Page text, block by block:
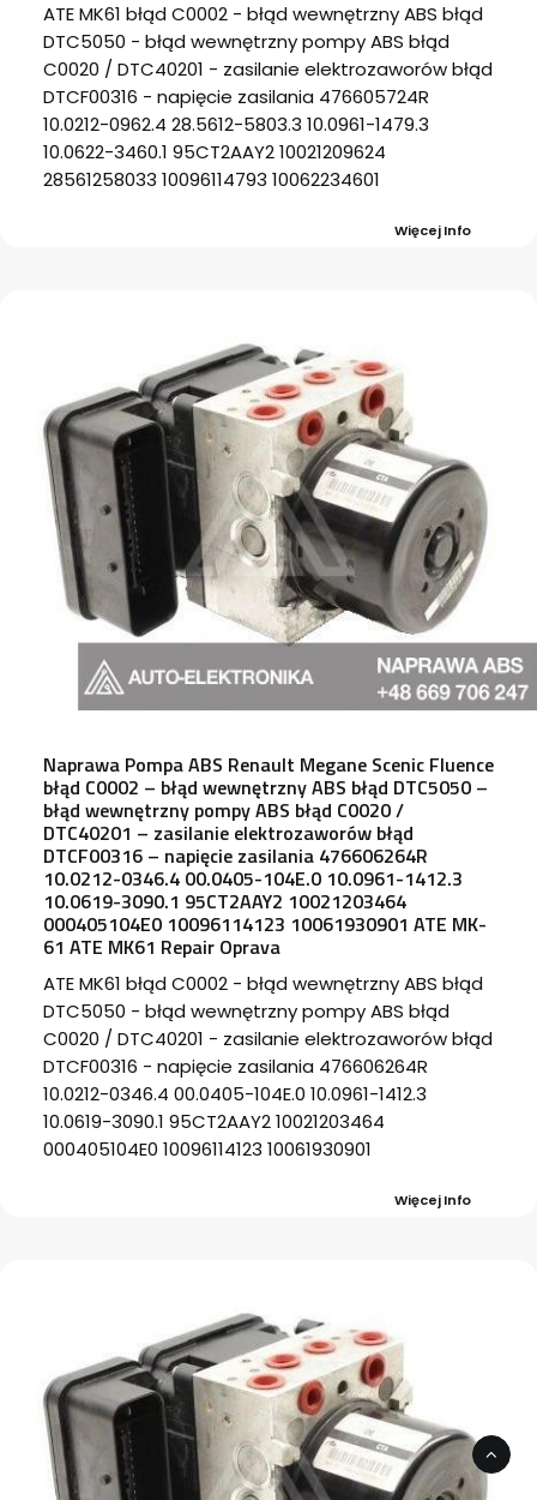
ATE MK61 błąd C0002 - błąd wewnętrzny ABS błąd
DTC5050 - błąd wewnętrzny pompy ABS błąd
C0020 / DTC40201 - zasilanie elektrozaworów błąd
DTCF00316 - napięcie zasilania 476605724R
10.0212-0962.4 28.5612-5803.3 10.0961-1479.3
10.0622-3460.1 95CT2AAY2 10021209624
28561258033 10096114793 10062234601
Więcej Info
Naprawa Pompa ABS Renault Megane Scenic Fluence
błąd C0002 – błąd wewnętrzny ABS błąd DTC5050 –
błąd wewnętrzny pompy ABS błąd C0020 /
DTC40201 – zasilanie elektrozaworów błąd
DTCF00316 – napięcie zasilania 476606264R
10.0212-0346.4 00.0405-104E.0 10.0961-1412.3
10.0619-3090.1 95CT2AAY2 10021203464
000405104E0 10096114123 10061930901 ATE MK-
61 ATE MK61 Repair Oprava
ATE MK61 błąd C0002 - błąd wewnętrzny ABS błąd
DTC5050 - błąd wewnętrzny pompy ABS błąd
C0020 / DTC40201 - zasilanie elektrozaworów błąd
DTCF00316 - napięcie zasilania 476606264R
10.0212-0346.4 00.0405-104E.0 10.0961-1412.3
10.0619-3090.1 95CT2AAY2 10021203464
000405104E0 10096114123 10061930901
Więcej Info